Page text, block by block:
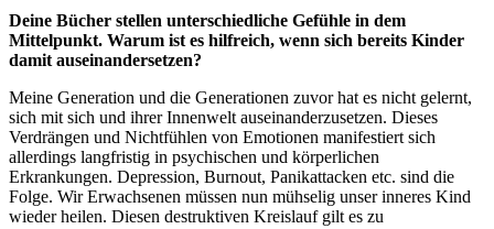
Deine Bücher stellen unterschiedliche Gefühle in dem
Mittelpunkt. Warum ist es hilfreich, wenn sich bereits Kinder
damit auseinandersetzen?
Meine Generation und die Generationen zuvor hat es nicht gelernt,
sich mit sich und ihrer Innenwelt auseinanderzusetzen. Dieses
Verdrängen und Nichtfühlen von Emotionen manifestiert sich
allerdings langfristig in psychischen und körperlichen
Erkrankungen. Depression, Burnout, Panikattacken etc. sind die
Folge. Wir Erwachsenen müssen nun mühselig unser inneres Kind
wieder heilen. Diesen destruktiven Kreislauf gilt es zu